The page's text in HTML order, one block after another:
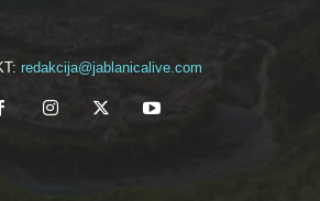
redakcija@jablanicalive.com